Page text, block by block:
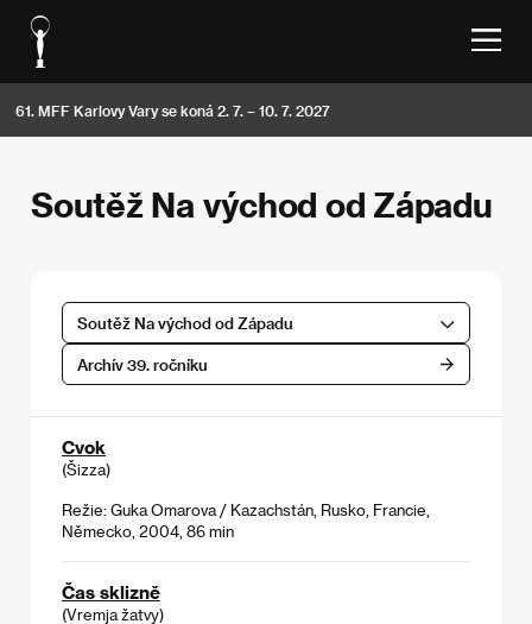
61. MFF Karlovy Vary se koná 2. 7. – 10. 7. 2027
Soutěž Na východ od Západu
Soutěž Na východ od Západu
Archív 39. ročníku
Cvok
(Šizza)
Režie: Guka Omarova / Kazachstán, Rusko, Francie,
Německo, 2004, 86 min
Čas sklizně
(Vremja žatvy)